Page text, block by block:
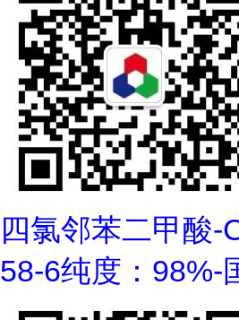
四氯邻苯二甲酸-
58-6纯度：98%-